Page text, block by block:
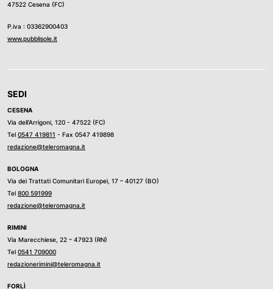
47522 Cesena (FC)
P.iva : 03362900403
www.pubblisole.it
SEDI
CESENA
Via dell’Arrigoni, 120 - 47522 (FC)
Tel 0547 419811 - Fax 0547 419898
redazione@teleromagna.it
BOLOGNA
Via dei Trattati Comunitari Europei, 17 – 40127 (BO)
Tel 800 591999
redazione@teleromagna.it
RIMINI
Via Marecchiese, 22 – 47923 (RN)
Tel 0541 709000
redazionerimini@teleromagna.it
FORLÌ